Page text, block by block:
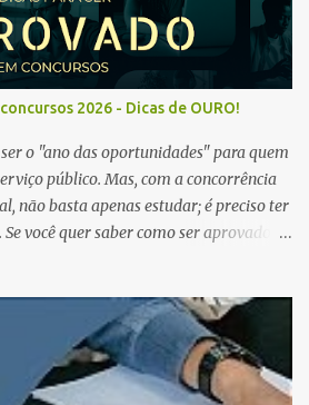
2026 - Dicas de OURO!
o "ano das oportunidades" para quem
público. Mas, com a concorrência
não basta apenas estudar; é preciso ter
você quer saber como ser aprovado
a estudar sem ler o edital. A dica
. Liste todos os tópicos e
/ Resumo / Questões). Isso evita que
irrelevantes e garante que você